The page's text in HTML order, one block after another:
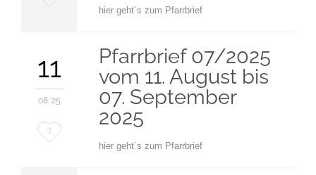
hier geht´s zum Pfarrbrief
11
08 '25
Love
3
Pfarrbrief 07/2025
vom 11. August bis
07. September
2025
hier geht´s zum Pfarrbrief